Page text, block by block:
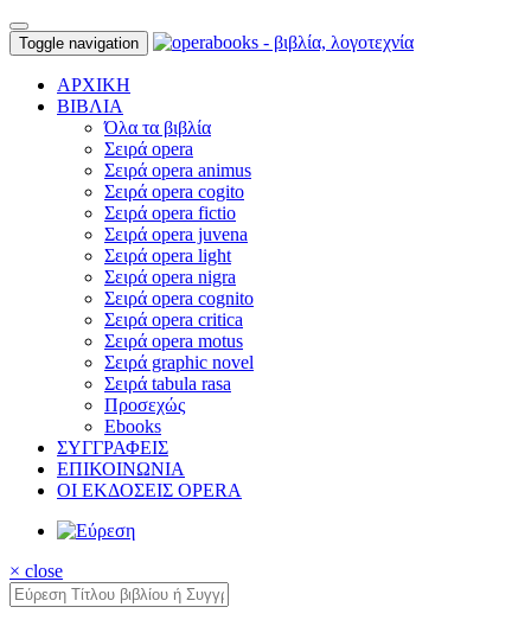
Toggle navigation
ΑΡΧΙΚΗ
ΒΙΒΛΙΑ
Όλα τα βιβλία
Σειρά opera
Σειρά opera animus
Σειρά opera cogito
Σειρά opera fictio
Σειρά opera juvena
Σειρά opera light
Σειρά opera nigra
Σειρά opera cognito
Σειρά opera critica
Σειρά opera motus
Σειρά graphic novel
Σειρά tabula rasa
Προσεχώς
Ebooks
ΣΥΓΓΡΑΦΕΙΣ
ΕΠΙΚΟΙΝΩΝΙΑ
ΟΙ ΕΚΔΟΣΕΙΣ OPERA
× close